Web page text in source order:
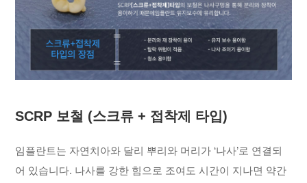
SCRP 보철 (스크류 + 접착제 타입)
임플란트는 자연치아와 달리 뿌리와 머리가 ‘나사’로 연결되
어 있습니다. 나사를 강한 힘으로 조여도 시간이 지나면 약간